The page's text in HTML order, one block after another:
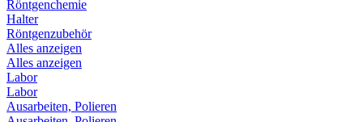
Röntgenchemie
Halter
Röntgenzubehör
Alles anzeigen
Alles anzeigen
Labor
Labor
Ausarbeiten, Polieren